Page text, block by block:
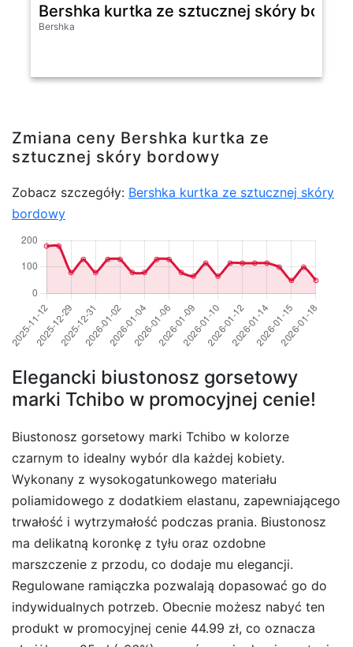
Bershka kurtka ze sztucznej skóry
Bershka
Zmiana ceny Bershka kurtka ze
sztucznej skóry bordowy
Zobacz szczegóły: Bershka kurtka ze sztucznej skóry
bordowy
Elegancki biustonosz gorsetowy
marki Tchibo w promocyjnej cenie!
Biustonosz gorsetowy marki Tchibo w kolorze
czarnym to idealny wybór dla każdej kobiety.
Wykonany z wysokogatunkowego materiału
poliamidowego z dodatkiem elastanu, zapewniającego
trwałość i wytrzymałość podczas prania. Biustonosz
ma delikatną koronkę z tyłu oraz ozdobne
marszczenie z przodu, co dodaje mu elegancji.
Regulowane ramiączka pozwalają dopasować go do
indywidualnych potrzeb. Obecnie możesz nabyć ten
produkt w promocyjnej cenie 44.99 zł, co oznacza